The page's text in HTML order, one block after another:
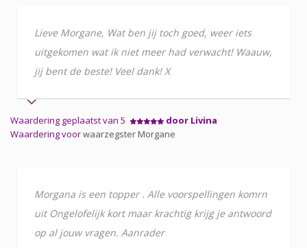
Lieve Morgane, Wat ben jij toch goed, weer iets
uitgekomen wat ik niet meer had verwacht! Waauw,
jij bent de beste! Veel dank! X
Waardering geplaatst van 5
door Livina
Waardering voorwaarzegster Morgane
Morgana is een topper . Alle voorspellingen komrn
uit Ongelofelijk kort maar krachtig krijg je antwoord
op al jouw vragen. Aanrader